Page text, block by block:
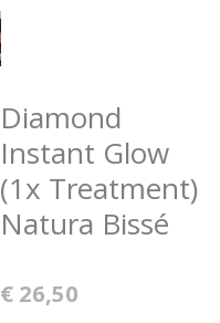
Diamond
Instant Glow
(1x Treatment)
Natura Bissé
€ 26,50